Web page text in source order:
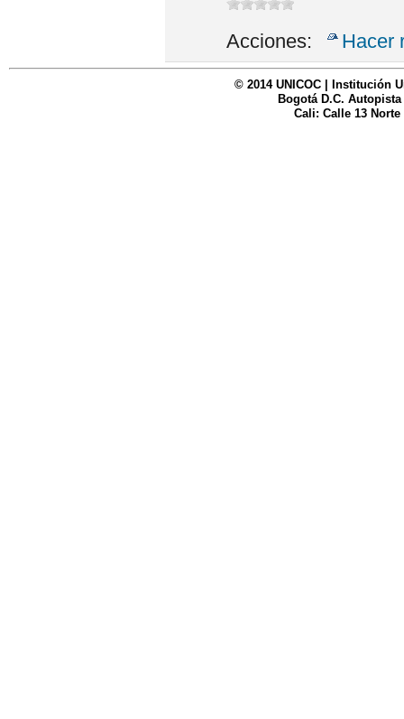
Acciones: Hacer
© 2014 UNICOC | Institución
Bogotá D.C. Autopista
Cali: Calle 13 Norte